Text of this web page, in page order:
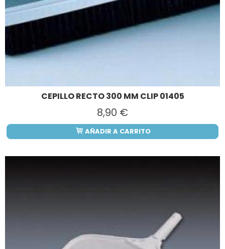
CEPILLO RECTO 300 MM CLIP 01405
8,90 €
AÑADIR A CARRITO